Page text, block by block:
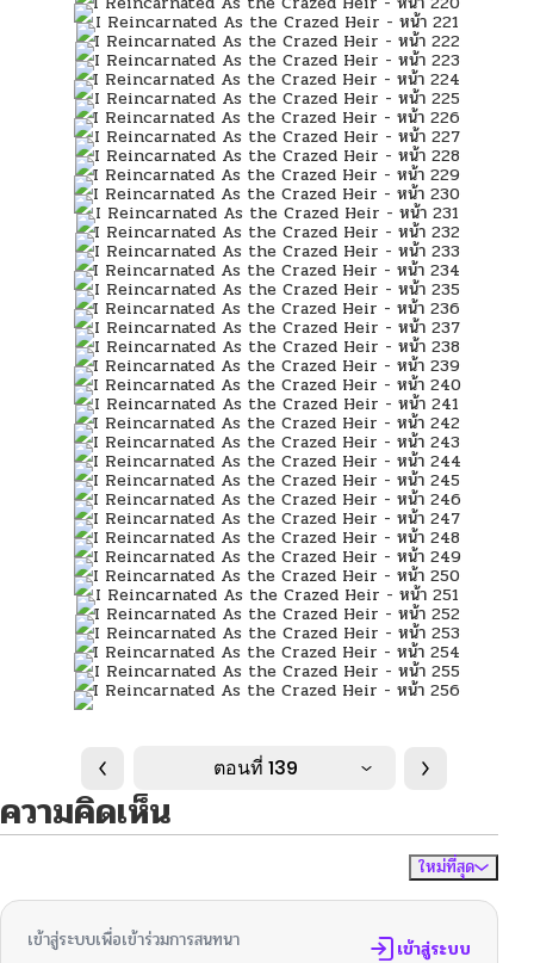
ตอนที่ 139
ความคิดเห็น
ใหม่ที่สุด
เข้าสู่ระบบเพื่อเข้าร่วมการสนทนา เข้าสู่ระบบ